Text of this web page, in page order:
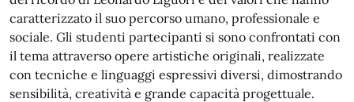
caratterizzato il suo percorso umano, professionale e
sociale. Gli studenti partecipanti si sono confrontati con
il tema attraverso opere artistiche originali, realizzate
con tecniche e linguaggi espressivi diversi, dimostrando
sensibilità, creatività e grande capacità progettuale.